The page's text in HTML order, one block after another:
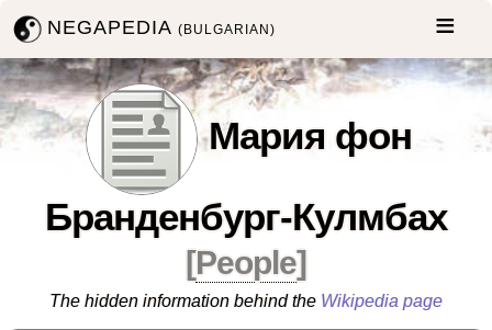
NEGAPEDIA(BULGARIAN)
Мария фон
Бранденбург-Кулмбах
[People]
The hidden information behind the Wikipedia page